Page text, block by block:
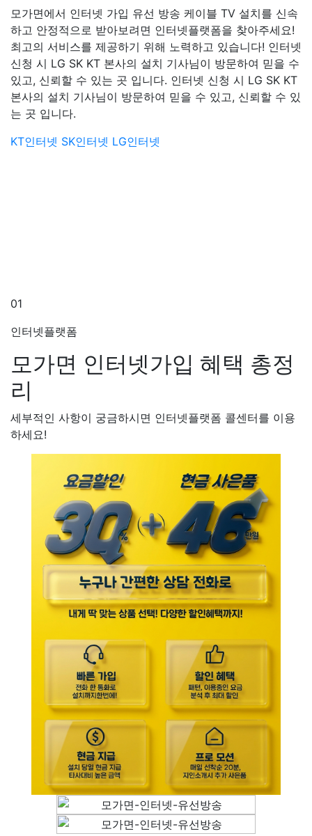
모가면에서 인터넷 가입 유선 방송 케이블 TV 설치를 신속
하고 안정적으로 받아보려면 인터넷플랫폼을 찾아주세요!
최고의 서비스를 제공하기 위해 노력하고 있습니다! 인터넷
신청 시 LG SK KT 본사의 설치 기사님이 방문하여 믿을 수
있고, 신뢰할 수 있는 곳 입니다. 인터넷 신청 시 LG SK KT
본사의 설치 기사님이 방문하여 믿을 수 있고, 신뢰할 수 있
는 곳 입니다.
KT인터넷 SK인터넷 LG인터넷
01
인터넷플랫폼
모가면 인터넷가입 혜택 총정
리
세부적인 사항이 궁금하시면 인터넷플랫폼 콜센터를 이용
하세요!